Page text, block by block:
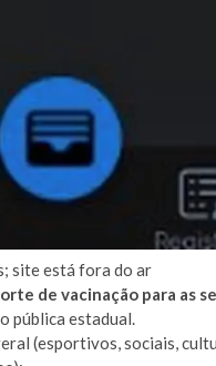
site está fora do ar
de vacinação para as
pública estadual.
(esportivos, sociais,